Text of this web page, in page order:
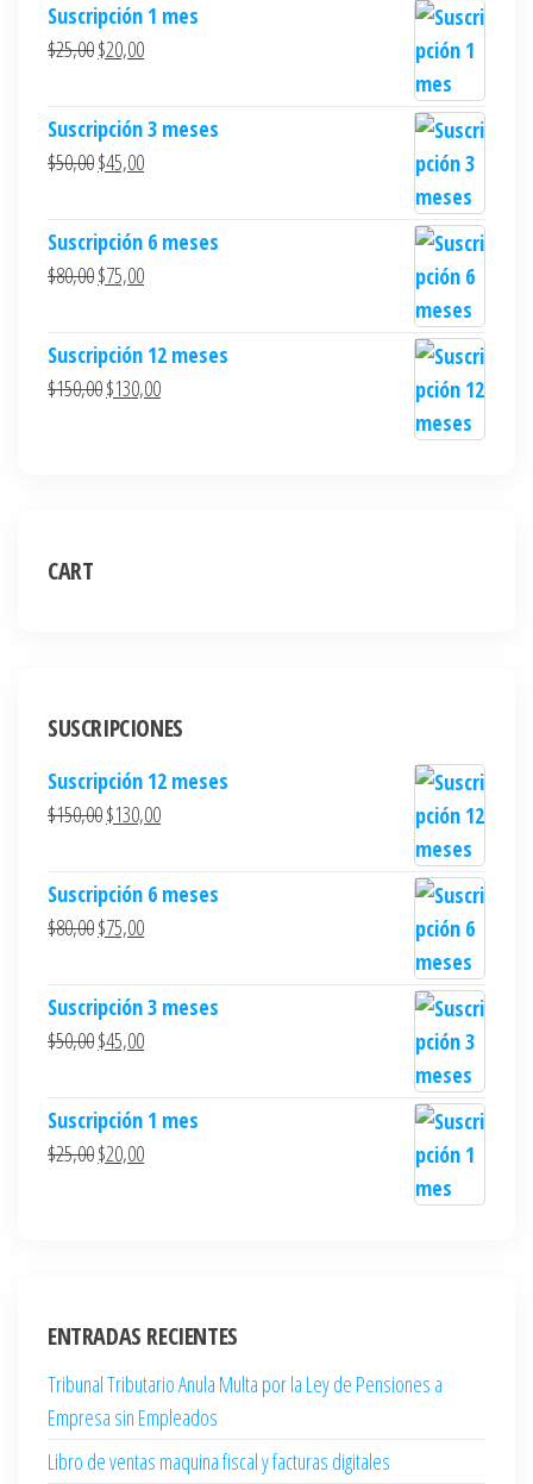
Suscripción 1 mes
$25,00$20,00
Suscripción 3 meses
$50,00$45,00
Suscripción 6 meses
$80,00$75,00
Suscripción 12 meses
$150,00$130,00
CART
SUSCRIPCIONES
Suscripción 12 meses
$150,00$130,00
Suscripción 6 meses
$80,00$75,00
Suscripción 3 meses
$50,00$45,00
Suscripción 1 mes
$25,00$20,00
ENTRADAS RECIENTES
Tribunal Tributario Anula Multa por la Ley de Pensiones a
Empresa sin Empleados
Libro de ventas maquina fiscal y facturas digitales